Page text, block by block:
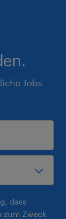
Jobs
dass
zum Zweck